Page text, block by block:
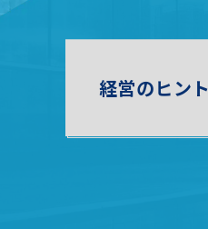
経営のヒン